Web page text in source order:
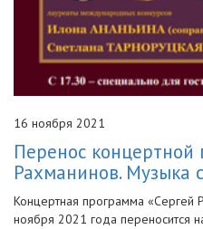
16 ноября 2021
Перенос
Рахманинов. Музыка
Концертная программа «Сергей
ноября 2021 года переносится